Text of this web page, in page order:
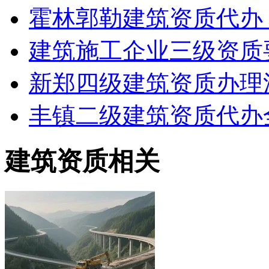
霍林郭勒建筑资质代
建筑施工企业三级资质
新郑四级建筑资质办
丰镇二级建筑资质代
建筑资质相关